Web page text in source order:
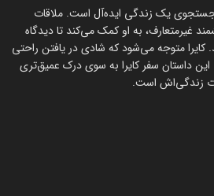
جستجوی یک زندگی ایده‌آل است. ملاقات
غیرمتعارف، به او کمک می‌کند تا دیدگاه
کایرا متوجه می‌شود که شادی در یافتن راحتی
داستان سفر کایرا به سوی درک عمیق‌تری
زندگی‌اش است.